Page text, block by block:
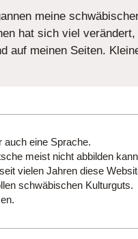
meine
hat sich viel
auf meinen Seiten.
auch eine Sprache.
meist nicht abbilden
vielen Jahren diese
schwäbischen Kulturguts.